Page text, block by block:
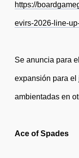
https://
evirs-2026-line-
Se anuncia para
expansión para el
ambientadas en
Ace of Spades